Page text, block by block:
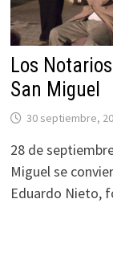
Los
San Miguel
30 septiembre,
28 de
Miguel se
Eduardo Nieto,